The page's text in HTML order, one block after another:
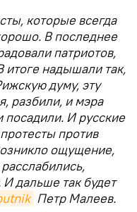
которые всегда
В последнее
патриотов,
итоге надышали так,
думу, эту
разбили, и мэра
посадили. И русские
против
ощущение,
И дальше так будет
Петр Малеев.